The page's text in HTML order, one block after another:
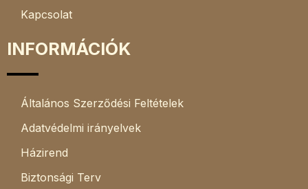
Kapcsolat
INFORMÁCIÓK
Általános Szerződési Feltételek
Adatvédelmi irányelvek
Házirend
Biztonsági Terv